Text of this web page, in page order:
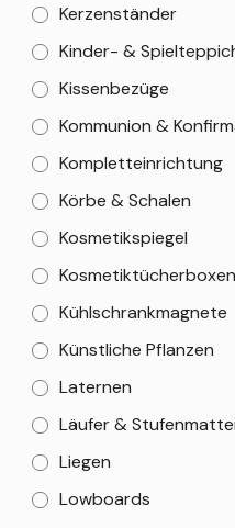
Kerzenständer
Kinder- &
Kissenbezüge
Kommunion &
Kompletteinrichtung
Körbe & Schalen
Kosmetikspiegel
Kosmetiktücherboxen
Kühlschrankmagnete
Künstliche Pflanzen
Laternen
Läufer &
Liegen
Lowboards